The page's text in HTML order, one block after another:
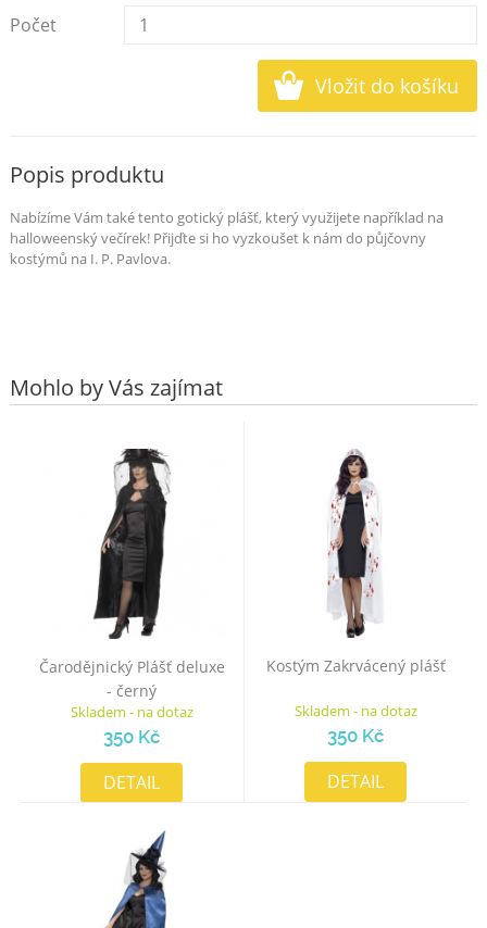
Počet
Popis produktu
Nabízíme Vám také tento gotický plášť, který využijete například na
halloweenský večírek! Přijďte si ho vyzkoušet k nám do půjčovny
kostýmů na I. P. Pavlova.
Mohlo by Vás zajímat
Čarodějnický Plášť deluxe
- černý
Skladem - na dotaz
350 Kč
DETAIL
Kostým Zakrvácený plášť
Skladem - na dotaz
350 Kč
DETAIL